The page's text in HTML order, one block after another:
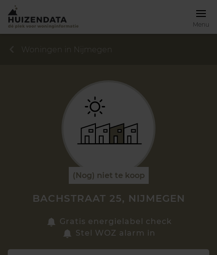
Menu
Zoek een woning
Woningen in Nijmegen
(Nog) niet te koop
BACHSTRAAT 25, NIJMEGEN
Gratis energielabel check
Stel WOZ alarm in